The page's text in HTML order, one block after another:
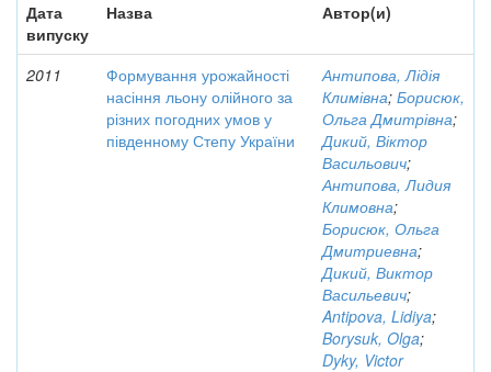
Дата
випуску
Назва Автор(и)
2011
Формування урожайності
насіння льону олійного за
різних погодних умов у
південному Степу України
Антипова, Лідія
Климівна; Борисюк,
Ольга Дмитрівна;
Дикий, Віктор
Васильович;
Антипова, Лидия
Климовна;
Борисюк, Ольга
Дмитриевна;
Дикий, Виктор
Васильевич;
Antipova, Lidiya;
Borysuk, Olga;
Dyky, Victor